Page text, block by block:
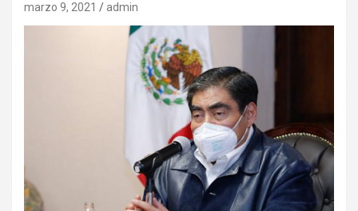
marzo 9, 2021 admin